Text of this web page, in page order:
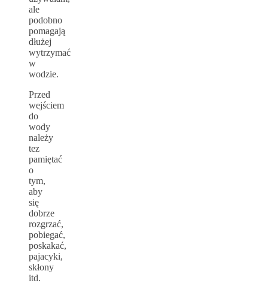
ale
podobno
pomagają
dłużej
wytrzymać
w
wodzie.
Przed
wejściem
do
wody
należy
tez
pamiętać
o
tym,
aby
się
dobrze
rozgrzać,
pobiegać,
poskakać,
pajacyki,
skłony
itd.